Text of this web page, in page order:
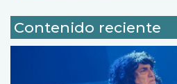
Contenido reciente